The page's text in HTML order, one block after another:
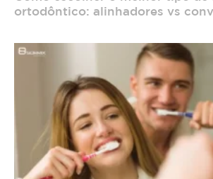
ortodôntico: alinhadores vs